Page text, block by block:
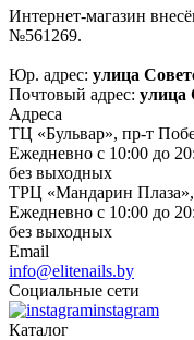
Интернет-магазин
№561269.
Юр. адрес: улица
Почтовый адрес: улица
Адреса
ТЦ «Бульвар», пр-т
Ежедневно с 10:00 до
без выходных
ТРЦ «Мандарин Плаза»,
Ежедневно с 10:00 до
без выходных
Email
info@elitenails.by
Социальные сети
instagram
Каталог